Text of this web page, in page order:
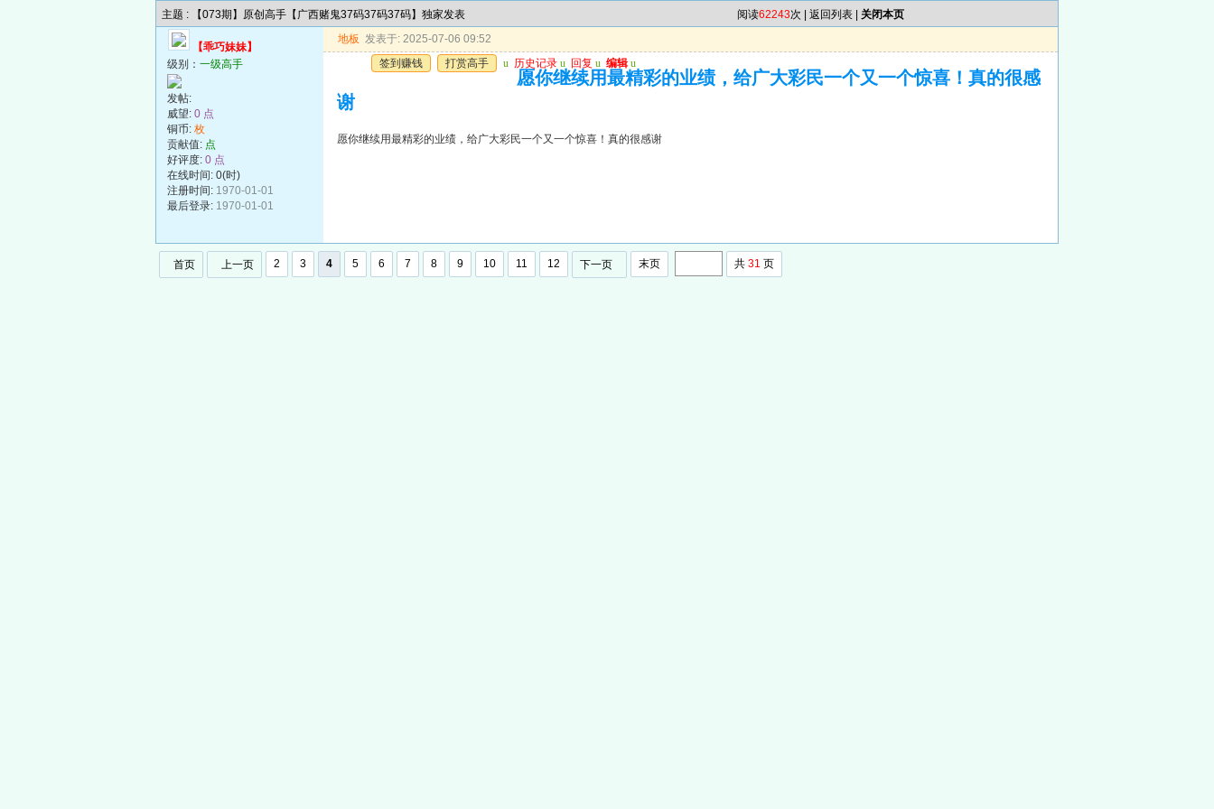
主题 : 【073期】原创高手【广西赌鬼37码37码37码】独家发表 阅读62243次 | 返回列表 关闭本页
【乖巧妹妹】
级别： 一级高手
发帖:
威望: 0 点
铜币: 枚
贡献值: 点
好评度: 0 点
在线时间: 0(时)
注册时间: 1970-01-01
最后登录: 1970-01-01
地板 发表于: 2025-07-06 09:52
签到赚钱
打赏高手 u 历史记录 u 回复 u 编辑 u
愿你继续用最精彩的业绩，给广大彩民一个又一个惊喜！真的很感
谢
愿你继续用最精彩的业绩，给广大彩民一个又一个惊喜！真的很感谢
首页 上一页 2 3 4 5 6 7 8 9 10 11 12 下一页 末页 共 31 页